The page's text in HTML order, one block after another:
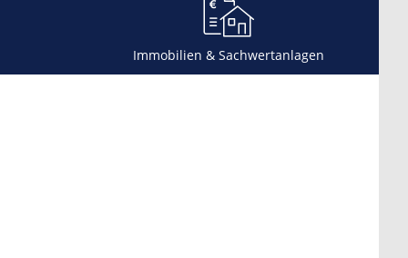
Immobilien & Sachwertanlagen